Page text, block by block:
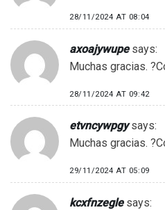
28/11/2024 AT 08:04
axoajywupe says:
Muchas gracias.
28/11/2024 AT 09:42
etvncywpgy says:
Muchas gracias.
29/11/2024 AT 05:09
kcxfnzegle says: